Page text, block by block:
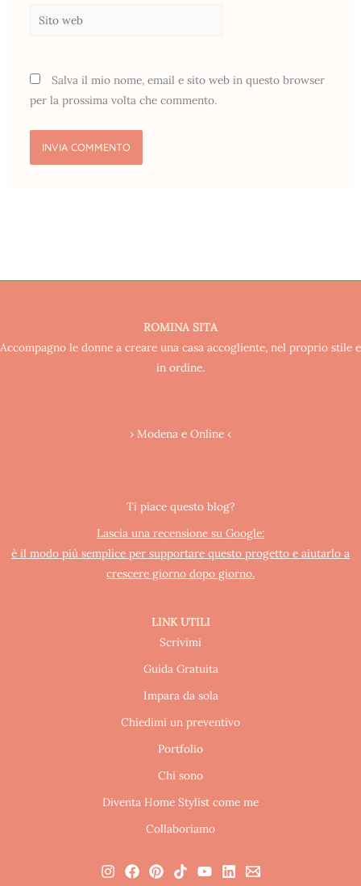
web
Salva il mio nome, email e sito web in questo browser
per la prossima volta che commento.
ROMINA SITA
Accompagno le donne a creare una casa accogliente, nel proprio stile e
in ordine.
› Modena e Online ‹
Ti piace questo blog?
Lascia una recensione su Google:
è il modo più semplice per supportare questo progetto e aiutarlo a
crescere giorno dopo giorno.
LINK UTILI
Scrivimi
Guida Gratuita
Impara da sola
Chiedimi un preventivo
Portfolio
Chi sono
Diventa Home Stylist come me
Collaboriamo